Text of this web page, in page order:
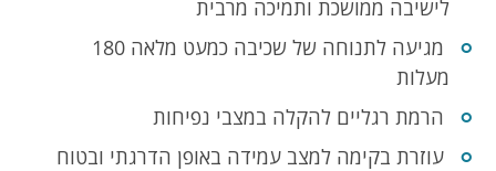
לישיבה ממושכת ותמיכה מרבית
מגיעה לתנוחה של שכיבה כמעט מלאה 180
מעלות
הרמת רגליים להקלה במצבי נפיחות
עוזרת בקימה למצב עמידה באופן הדרגתי ובטוח